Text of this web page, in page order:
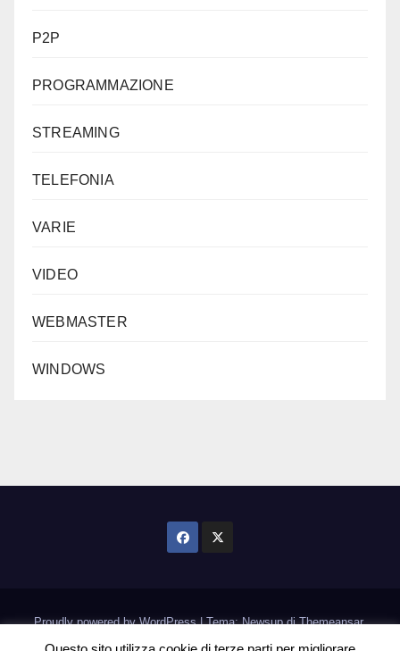
P2P
PROGRAMMAZIONE
STREAMING
TELEFONIA
VARIE
VIDEO
WEBMASTER
WINDOWS
Proudly powered by WordPress|Tema: Newsup diThemeansar.